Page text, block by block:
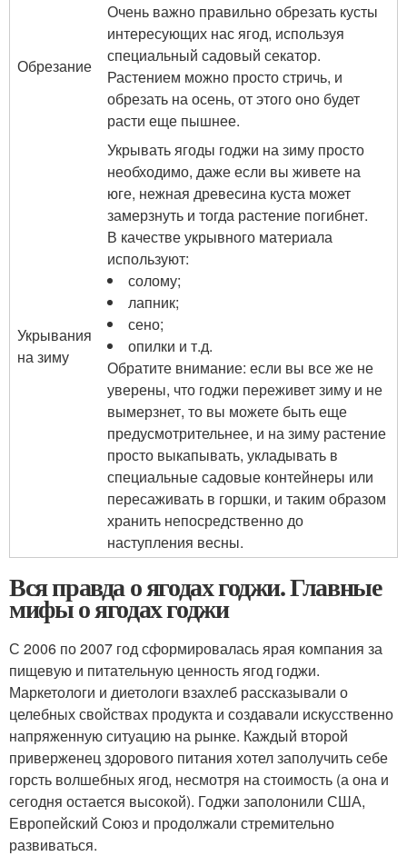
Обрезание
Очень важно правильно обрезать кусты
интересующих нас ягод, используя
специальный садовый секатор.
Растением можно просто стричь, и
обрезать на осень, от этого оно будет
расти еще пышнее.
Укрывания
на зиму
Укрывать ягоды годжи на зиму просто
необходимо, даже если вы живете на
юге, нежная древесина куста может
замерзнуть и тогда растение погибнет.
В качестве укрывного материала
используют:
солому;
лапник;
сено;
опилки и т.д.
Обратите внимание: если вы все же не
уверены, что годжи переживет зиму и не
вымерзнет, то вы можете быть еще
предусмотрительнее, и на зиму растение
просто выкапывать, укладывать в
специальные садовые контейнеры или
пересаживать в горшки, и таким образом
хранить непосредственно до
наступления весны.
Вся правда о ягодах годжи. Главные
мифы о ягодах годжи
С 2006 по 2007 год сформировалась ярая компания за
пищевую и питательную ценность ягод годжи.
Маркетологи и диетологи взахлеб рассказывали о
целебных свойствах продукта и создавали искусственно
напряженную ситуацию на рынке. Каждый второй
приверженец здорового питания хотел заполучить себе
горсть волшебных ягод, несмотря на стоимость (а она и
сегодня остается высокой). Годжи заполонили США,
Европейский Союз и продолжали стремительно
развиваться.